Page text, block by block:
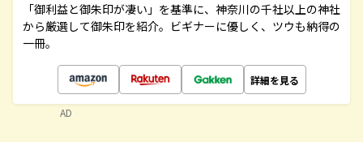
「御利益と御朱印が凄い」を基準に、神奈川の千社以上の神社
から厳選して御朱印を紹介。ビギナーに優しく、ツウも納得の
一冊。
詳細を見る
AD